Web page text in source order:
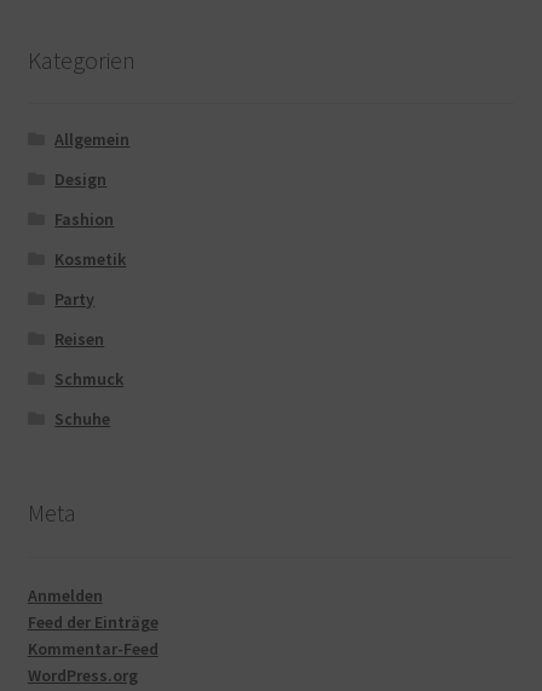
Kategorien
Allgemein
Design
Fashion
Kosmetik
Party
Reisen
Schmuck
Schuhe
Meta
Anmelden
Feed der Einträge
Kommentar-Feed
WordPress.org